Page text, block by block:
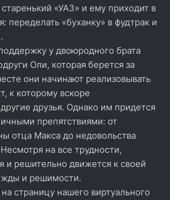
«УАЗ» и ему приходит в
переделать «буханку» в фудтрак и
у двоюродного брата
Оли, которая берется за
они начинают реализовывать
к которому вскоре
друзья. Однако им придется
препятствиями: от
отца Макса до недовольства
на все трудности,
и решительно движется к своей
и решимости.
страницу нашего виртуального